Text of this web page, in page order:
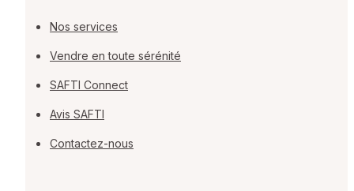
Nos services
Vendre en toute sérénité
SAFTI Connect
Avis SAFTI
Contactez-nous